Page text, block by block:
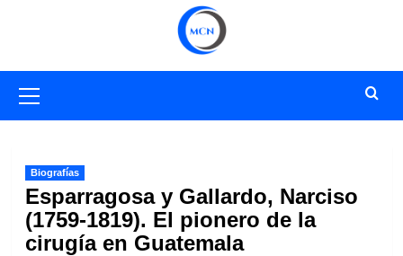
primario
Biografías
Esparragosa y Gallardo, Narciso
(1759-1819). El pionero de la
cirugía en Guatemala